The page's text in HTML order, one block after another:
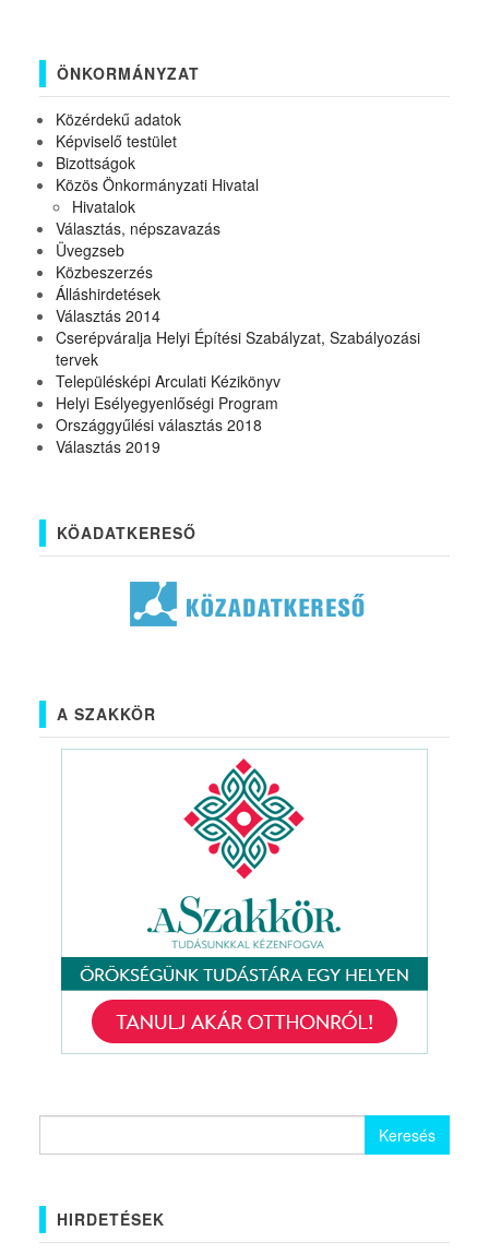
ÖNKORMÁNYZAT
Közérdekű adatok
Képviselő testület
Bizottságok
Közös Önkormányzati Hivatal
Hivatalok
Választás, népszavazás
Üvegzseb
Közbeszerzés
Álláshirdetések
Választás 2014
Cserépváralja Helyi Építési Szabályzat, Szabályozási
tervek
Településképi Arculati Kézikönyv
Helyi Esélyegyenlőségi Program
Országgyűlési választás 2018
Választás 2019
KÖADATKERESŐ
A SZAKKÖR
HIRDETÉSEK